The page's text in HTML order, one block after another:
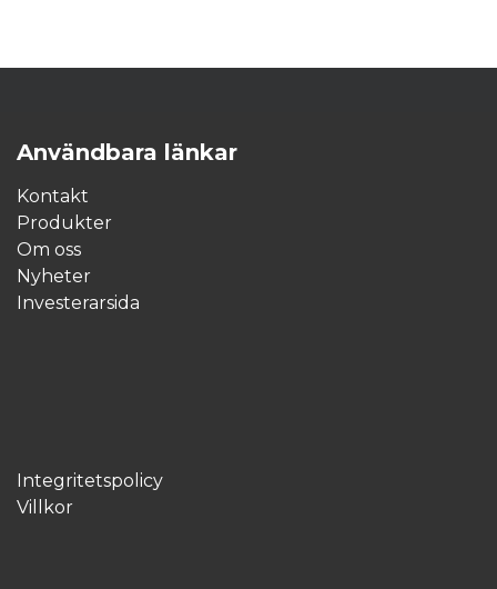
Användbara länkar
Kontakt
Produkter
Om oss
Nyheter
Investerarsida
Integritetspolicy
Villkor